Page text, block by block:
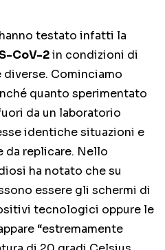
testato infatti la
CoV-2in condizioni di
diverse. Cominciamo
quanto sperimentato
da un laboratorio
identiche situazioni e
da replicare. Nello
ha notato che su
essere gli schermi di
tecnologici oppure le
“estremamente